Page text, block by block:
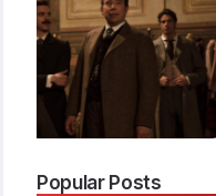
Popular Posts